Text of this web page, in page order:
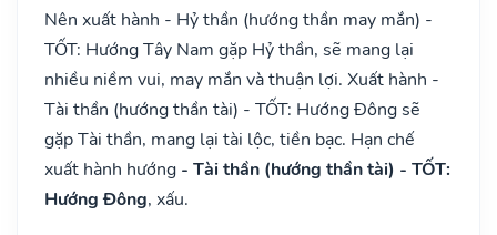
Nên xuất hành - Hỷ thần (hướng thần may mắn) -
TỐT: Hướng Tây Nam gặp Hỷ thần, sẽ mang lại
nhiều niềm vui, may mắn và thuận lợi. Xuất hành -
Tài thần (hướng thần tài) - TỐT: Hướng Đông sẽ
gặp Tài thần, mang lại tài lộc, tiền bạc. Hạn chế
xuất hành hướng - Tài thần (hướng thần tài) - TỐT:
Hướng Đông, xấu.